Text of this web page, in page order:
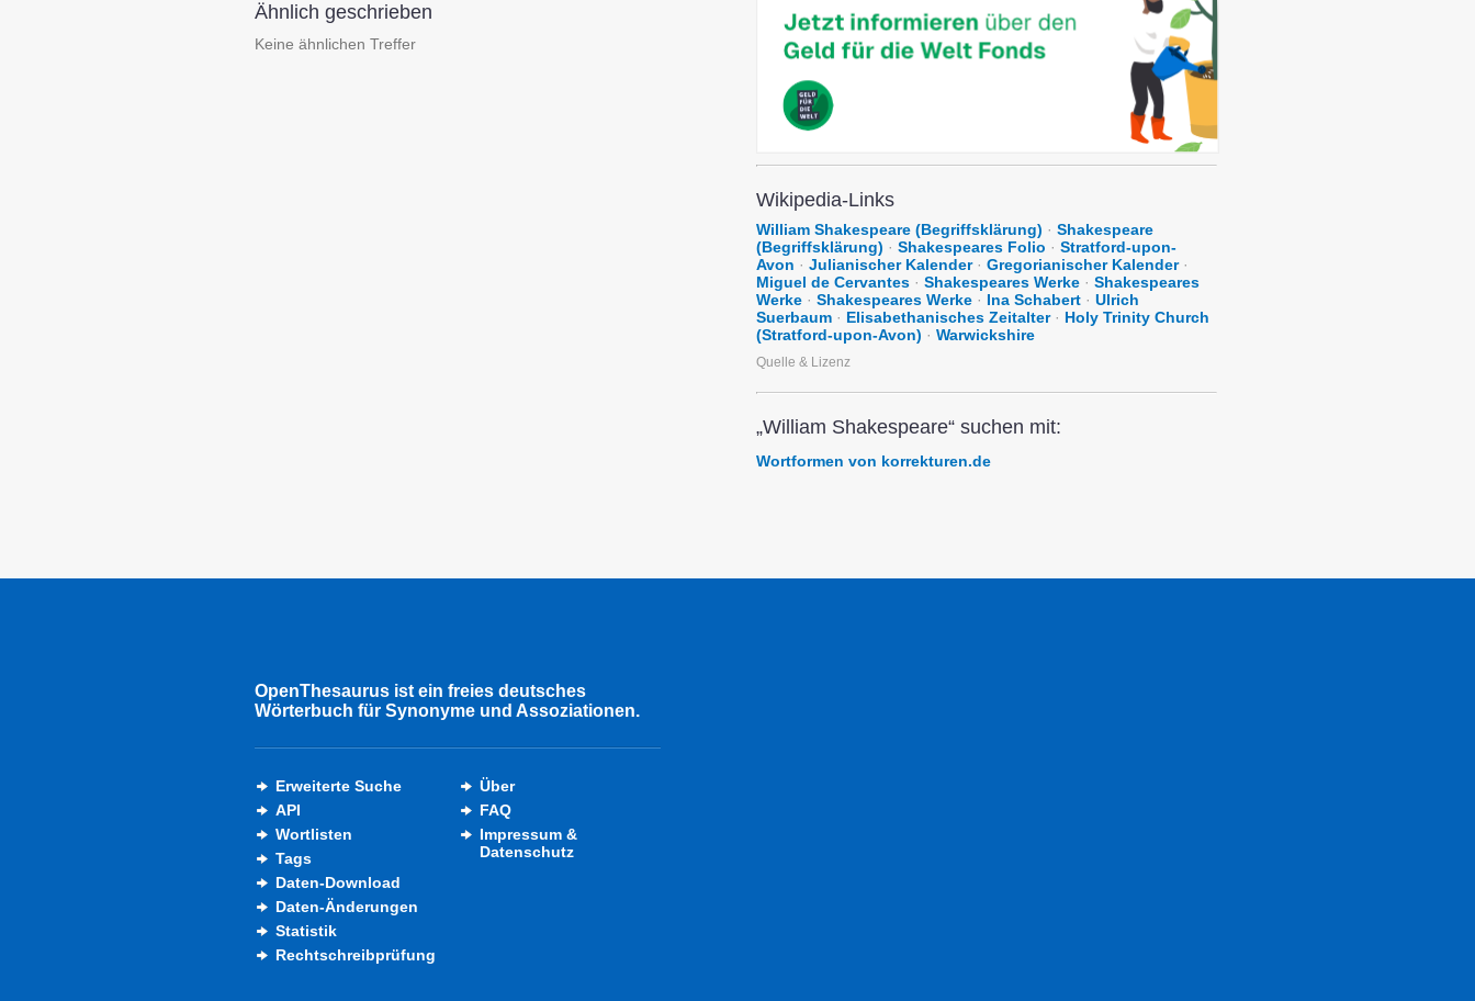
Ähnlich geschrieben
Keine ähnlichen Treffer
Wikipedia-Links
William Shakespeare (Begriffsklärung) · Shakespeare
(Begriffsklärung) · Shakespeares Folio · Stratford-upon-
Avon · Julianischer Kalender· Gregorianischer Kalender·
Miguel de Cervantes · Shakespeares Werke · Shakespeares
Werke · Shakespeares Werke · Ina Schabert · Ulrich
Suerbaum · Elisabethanisches Zeitalter· Holy Trinity Church
(Stratford-upon-Avon) · Warwickshire
Quelle & Lizenz
„William Shakespeare“ suchen mit:
Wortformen von korrekturen.de
OpenThesaurus ist ein freies deutsches
Wörterbuch für Synonyme und Assoziationen.
Erweiterte Suche
API
Wortlisten
Tags
Daten-Download
Daten-Änderungen
Statistik
Rechtschreibprüfung
Über
FAQ
Impressum &
Datenschutz